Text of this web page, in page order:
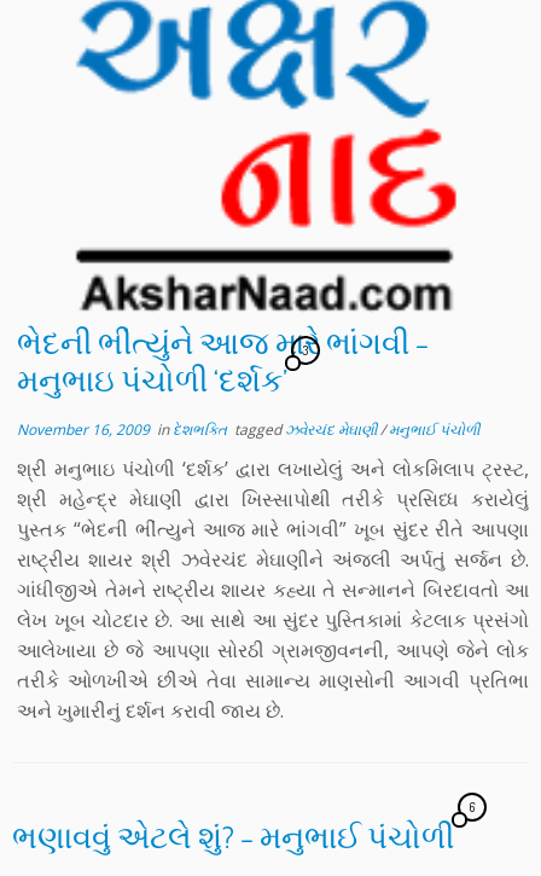
ભેદની ભીંત્યુંને આજ મારે ભાંગવી –
મનુભાઇ પંચોળી ‘દર્શક’
3
November 16, 2009inદેશભક્તિ taggedઝવેરચંદ મેઘાણી/મનુભાઈ પંચોળી
શ્રી મનુભાઇ પંચોળી ‘દર્શક’ દ્વારા લખાયેલું અને લોકમિલાપ ટ્રસ્ટ,
શ્રી મહેન્દ્ર મેઘાણી દ્વારા ખિસ્સાપોથી તરીકે પ્રસિધ્ધ કરાયેલું
પુસ્તક “ભેદની ભીંત્યુને આજ મારે ભાંગવી” ખૂબ સુંદર રીતે આપણા
રાષ્ટ્રીય શાયર શ્રી ઝવેરચંદ મેઘાણીને અંજલી અર્પતું સર્જન છે.
ગાંધીજીએ તેમને રાષ્ટ્રીય શાયર કહ્યા તે સન્માનને બિરદાવતો આ
લેખ ખૂબ ચોટદાર છે. આ સાથે આ સુંદર પુસ્તિકામાં કેટલાક પ્રસંગો
આલેખાયા છે જે આપણા સોરઠી ગ્રામજીવનની, આપણે જેને લોક
તરીકે ઓળખીએ છીએ તેવા સામાન્ય માણસોની આગવી પ્રતિભા
અને ખુમારીનું દર્શન કરાવી જાય છે.
ભણાવવું એટલે શું? – મનુભાઈ પંચોળી
6